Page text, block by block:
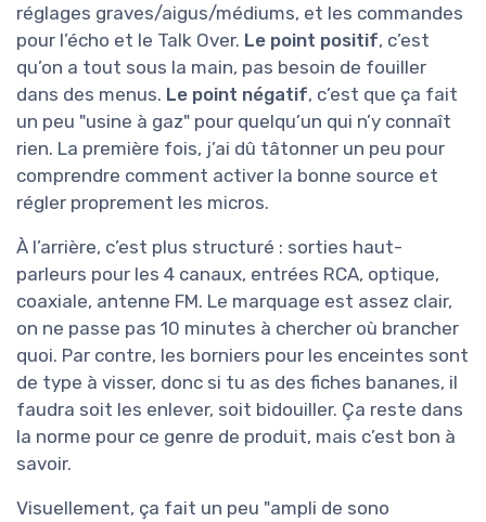
réglages graves/aigus/médiums, et les commandes
pour l’écho et le Talk Over. Le point positif, c’est
qu’on a tout sous la main, pas besoin de fouiller
dans des menus. Le point négatif, c’est que ça fait
un peu "usine à gaz" pour quelqu’un qui n’y connaît
rien. La première fois, j’ai dû tâtonner un peu pour
comprendre comment activer la bonne source et
régler proprement les micros.
À l’arrière, c’est plus structuré : sorties haut-
parleurs pour les 4 canaux, entrées RCA, optique,
coaxiale, antenne FM. Le marquage est assez clair,
on ne passe pas 10 minutes à chercher où brancher
quoi. Par contre, les borniers pour les enceintes sont
de type à visser, donc si tu as des fiches bananes, il
faudra soit les enlever, soit bidouiller. Ça reste dans
la norme pour ce genre de produit, mais c’est bon à
savoir.
Visuellement, ça fait un peu "ampli de sono